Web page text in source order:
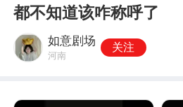
都不知道该咋称呼了
如意剧场
河南
关注